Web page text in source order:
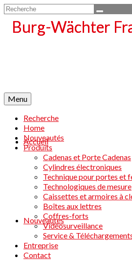
Rechercher :
Accueil
Nouveautés
Menu
Recherche
Home
Nouveautés
Produits
Cadenas et Porte Cadenas
Cylindres électroniques
Technique pour portes et
Technologiques de mesure
Caissettes et armoires à
Boîtes aux lettres
Coffres-forts
Vidéosurveillance
Service &
Entreprise
Contact